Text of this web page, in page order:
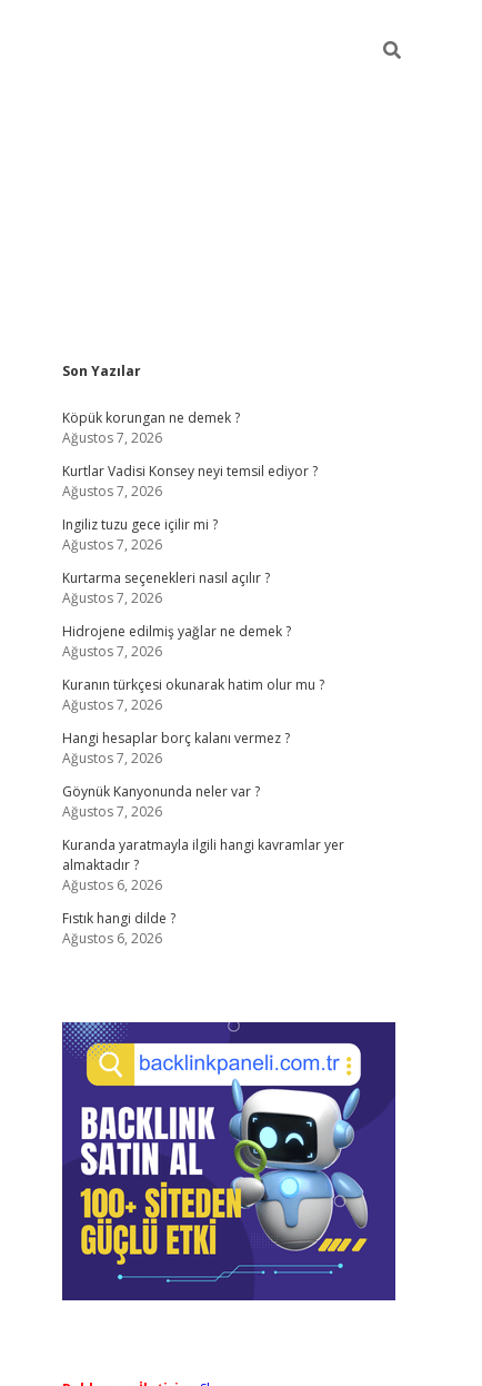
Sidebar
Son Yazılar
Köpük korungan ne demek ?
Ağustos 7, 2026
Kurtlar Vadisi Konsey neyi temsil ediyor ?
Ağustos 7, 2026
Ingiliz tuzu gece içilir mi ?
Ağustos 7, 2026
Kurtarma seçenekleri nasıl açılır ?
Ağustos 7, 2026
Hidrojene edilmiş yağlar ne demek ?
Ağustos 7, 2026
Kuranın türkçesi okunarak hatim olur mu ?
Ağustos 7, 2026
Hangi hesaplar borç kalanı vermez ?
Ağustos 7, 2026
Göynük Kanyonunda neler var ?
Ağustos 7, 2026
Kuranda yaratmayla ilgili hangi kavramlar yer
almaktadır ?
Ağustos 6, 2026
Fıstık hangi dilde ?
Ağustos 6, 2026
vdcasino güncel giriş